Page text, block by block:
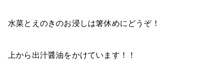
水菜とえのきのお浸しは箸休めにどうぞ！
上から出汁醤油をかけています！！